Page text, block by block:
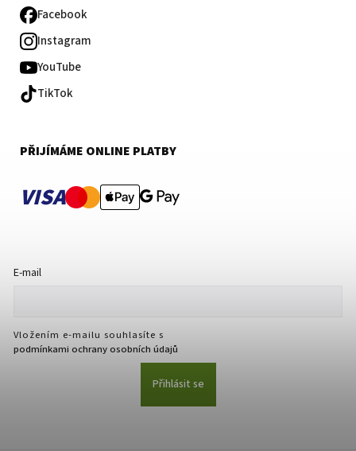
Facebook
Instagram
YouTube
TikTok
PŘIJÍMÁME ONLINE PLATBY
VISA
E-mail
Vložením e-mailu souhlasíte s
podmínkami ochrany osobních údajů
Přihlásit se